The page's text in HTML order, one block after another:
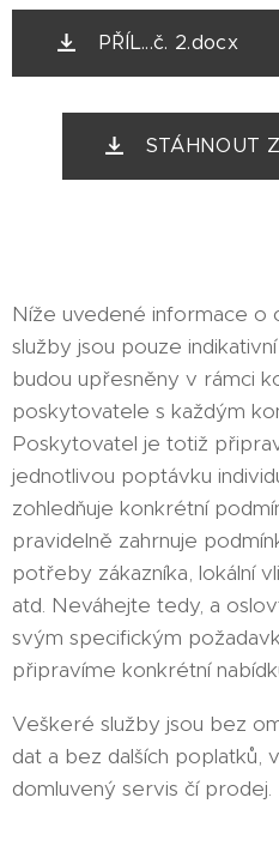
PŘÍL...č. 2.docx
STÁHNOUT
Níže uvedené informace o
služby jsou pouze
budou upřesněny v rámci
poskytovatele s každým
Poskytovatel je totiž
jednotlivou poptávku
zohledňuje konkrétní
pravidelně zahrnuje
potřeby zákazníka, lokální
atd. Neváhejte tedy, a
svým specifickým
připravíme konkrétní
Veškeré služby jsou bez
dat a bez dalších poplatků,
domluvený servis čí prodej.